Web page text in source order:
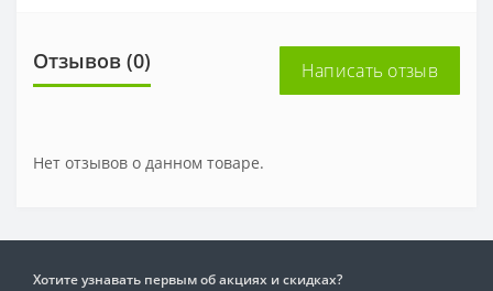
Отзывов (0) Написать отзыв
Нет отзывов о данном товаре.
Хотите узнавать первым об акциях и скидках?